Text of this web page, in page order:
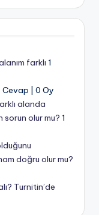
farklı 1
Cevap
0 Oy
alanda
olur mu? 1
doğru olur mu?
Turnitin’de